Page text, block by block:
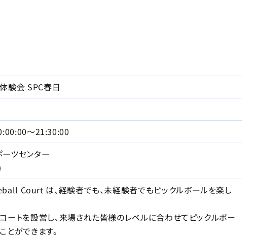
験会 SPC春日
〜21:30:00
ツセンター
Court は、経験者でも、未経験者でもピックルボールを楽し
ートを設営し、来場された皆様のレベルに合わせてピックルボー
とができます。